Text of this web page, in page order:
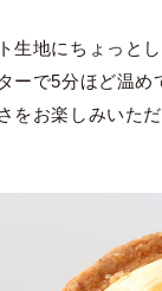
生地にちょっと
ーで5分ほど温
をお楽しみいただ